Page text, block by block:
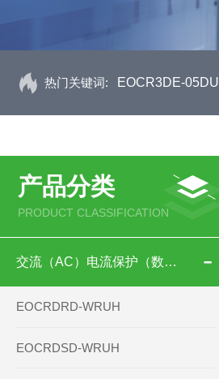
热门关键词: EOCR3DE-
产品分类
PRODUCT CLASSIFICATION
交流（AC）电流保护（数码型）
EOCRDRD-WRUH
EOCRDSD-WRUH